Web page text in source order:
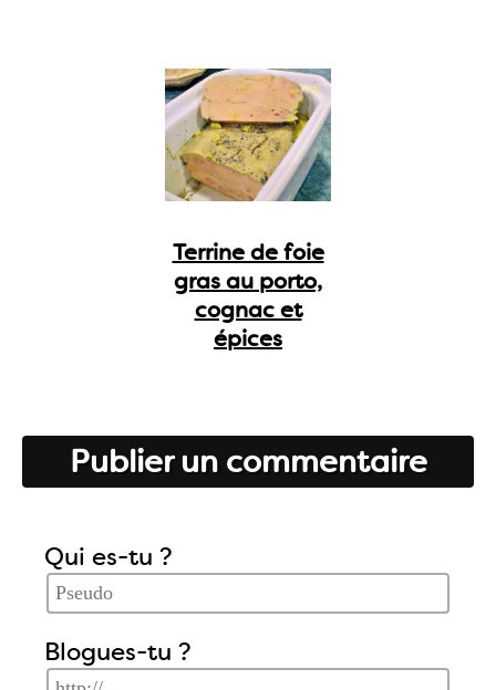
Terrine de foie
gras au porto,
cognac et
épices
Publier un commentaire
Qui es-tu ?
Blogues-tu ?